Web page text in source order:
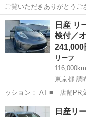
ご覧いただきありがとうございます！ 電気自動車
X の出品です。 現在バッテリーは10セグです。 走行距離は約2万kmと
千葉 松戸市 松戸駅
日産 リ
検付／
241,000
リーフ
116,000km
東京都 調
ッション： AT ■ 店舗PR
しました！人気…
東京 調布市 リーフ
日産リ